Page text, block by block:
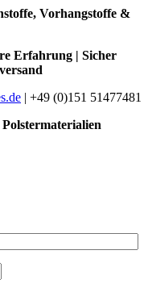
Vorhangstoffe &
Erfahrung | Sicher
| +49 (0)151 51477481